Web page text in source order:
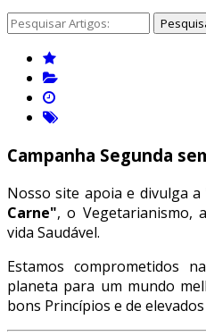
Campanha Segunda
Nosso site apoia e divulga a
Carne", o Vegetarianismo,
vida Saudável.
Estamos comprometidos
planeta para um mundo
bons Princípios e de